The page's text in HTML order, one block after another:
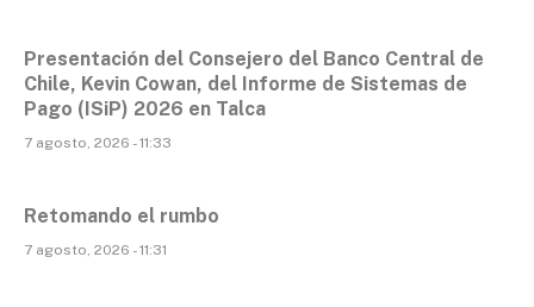
Presentación del Consejero del Banco Central de
Chile, Kevin Cowan, del Informe de Sistemas de
Pago (ISiP) 2026 en Talca
7 agosto, 2026 - 11:33
Retomando el rumbo
7 agosto, 2026 - 11:31